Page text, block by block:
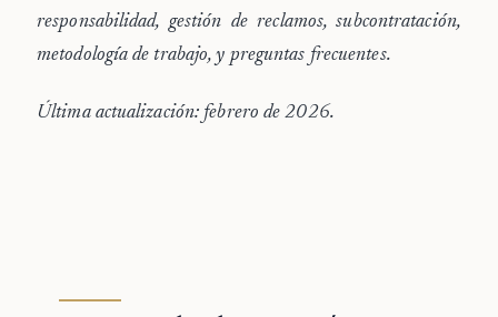
responsabilidad, gestión de reclamos, subcontratación,
metodología de trabajo, y preguntas frecuentes.
Última actualización: febrero de 2026.